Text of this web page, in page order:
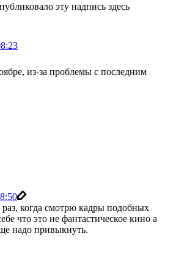
эту надпись здесь
из-за проблемы с последним
когда смотрю кадры подобных
что это не фантастическое кино а
надо привыкнуть.